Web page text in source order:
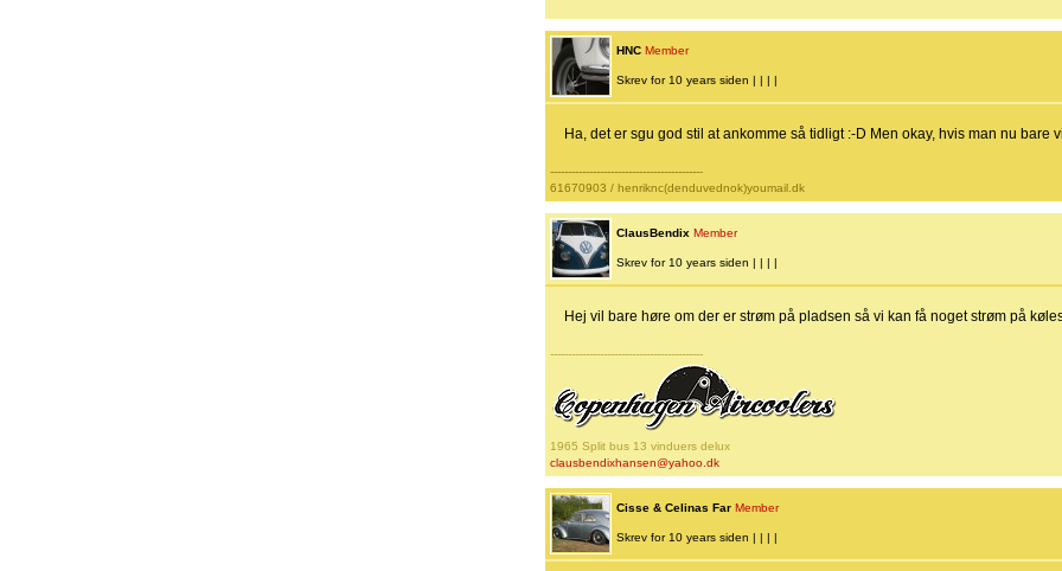
HNC Member
Skrev for 10 years siden | | | |
Ha, det er sgu god stil at ankomme så tidligt :-D Men okay, hvis man nu bare
-------------------------------------------
61670903 / henriknc(denduvednok)youmail.dk
ClausBendix Member
Skrev for 10 years siden | | | |
Hej vil bare høre om der er strøm på pladsen så vi kan få noget strøm på
-------------------------------------------
1965 Split bus 13 vinduers delux
clausbendixhansen@yahoo.dk
Cisse & Celinas Far Member
Skrev for 10 years siden | | | |